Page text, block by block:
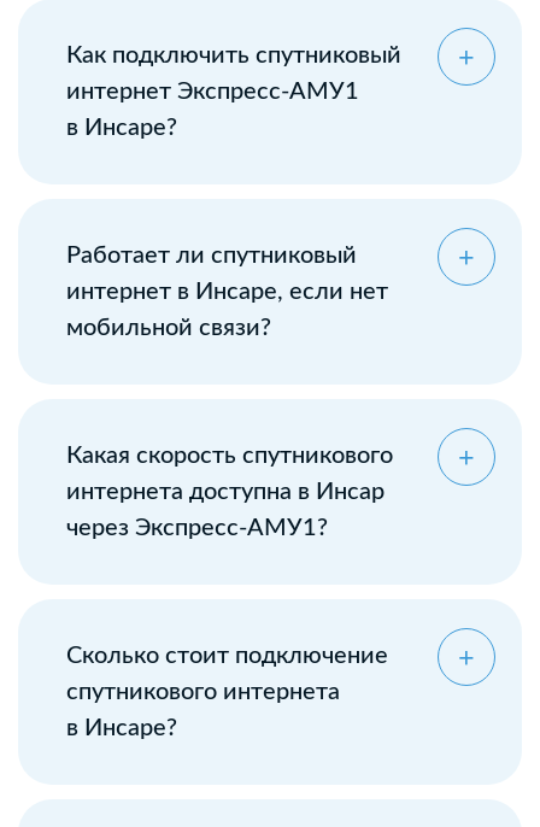
Как подключить спутниковый
интернет Экспресс-АМУ1
в Инсаре?
Работает ли спутниковый
интернет в Инсаре, если нет
мобильной связи?
Какая скорость спутникового
интернета доступна в Инсар
через Экспресс-АМУ1?
Сколько стоит подключение
спутникового интернета
в Инсаре?